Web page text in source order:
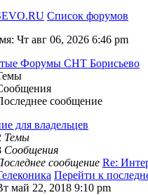
Список форумов
Чт авг 06, 2026 6:46 pm
Форумы СНТ Борисьево
сообщение
для владельцев
Темы
Сообщения
сообщение Re:
Перейти к
май 22, 2018 9:10 pm